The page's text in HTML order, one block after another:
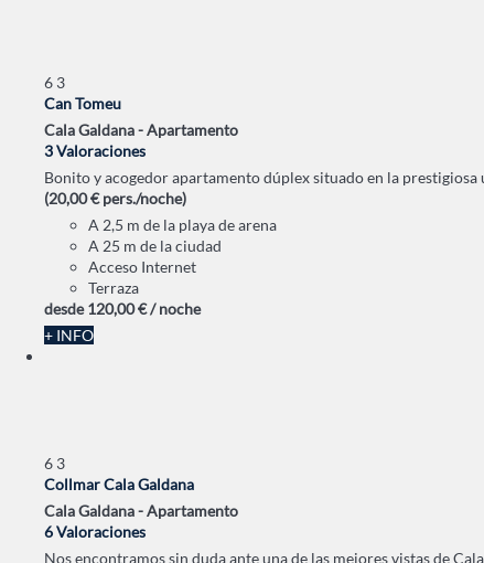
6 3
Can Tomeu
Cala Galdana -Apartamento
3 Valoraciones
Bonito y acogedor apartamento dúplex situado en la prestigiosa
(20,00 € pers./noche)
A 2,5 m de la playa de arena
A 25 m de la ciudad
Acceso Internet
Terraza
desde 120,00 €/ noche
+ INFO
6 3
Collmar Cala Galdana
Cala Galdana -Apartamento
6 Valoraciones
Nos encontramos sin duda ante una de las mejores vistas de